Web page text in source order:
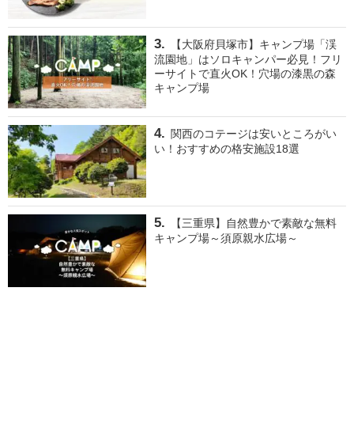
【大阪府貝塚市】キャンプ場「渓
流園地」はソロキャンパー必見！フリ
ーサイトで直火OK！穴場の漆黒の森
キャンプ場
関西のコテージは安いところがい
い！おすすめの格安施設18選
【三重県】自然豊かで素敵な無料
キャンプ場～須原親水広場～